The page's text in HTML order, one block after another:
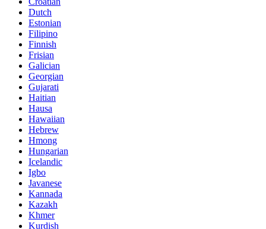
Dutch
Estonian
Filipino
Finnish
Frisian
Galician
Georgian
Gujarati
Haitian
Hausa
Hawaiian
Hebrew
Hmong
Hungarian
Icelandic
Igbo
Javanese
Kannada
Kazakh
Khmer
Kurdish